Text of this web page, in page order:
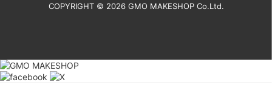
COPYRIGHT © 2026 GMO MAKESHOP Co.Ltd.